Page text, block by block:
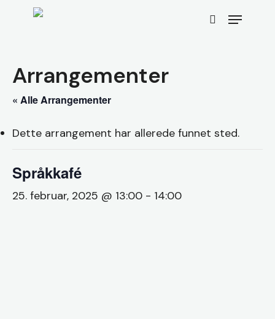
search
Menu
Arrangementer
« Alle Arrangementer
Dette arrangement har allerede funnet sted.
Språkkafé
25. februar, 2025 @ 13:00 - 14:00